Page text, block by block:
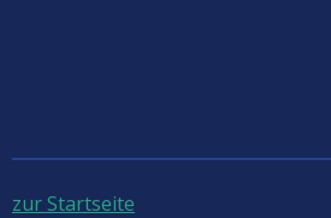
zur Startseite